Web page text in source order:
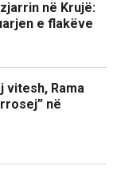
në Krujë:
e flakëve
vitesh, Rama
në